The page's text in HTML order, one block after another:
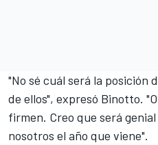
"No sé cuál será la posición
de ellos", expresó Binotto.
firmen. Creo que será
nosotros el año que viene".